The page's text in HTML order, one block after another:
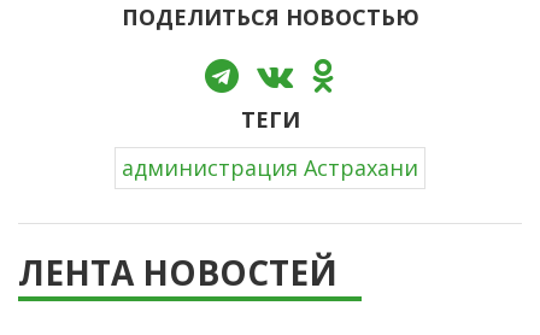
ПОДЕЛИТЬСЯ НОВОСТЬЮ
ТЕГИ
администрация Астрахани
ЛЕНТА НОВОСТЕЙ